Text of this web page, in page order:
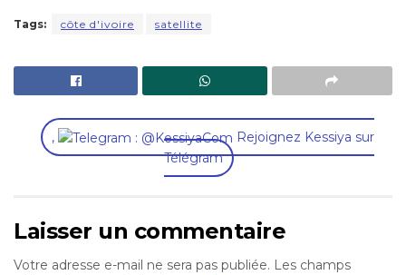
Tags: côte d'ivoire satellite
,
Rejoignez Kessiya sur
Télégram
Laisser un commentaire
Votre adresse e-mail ne sera pas publiée. Les champs